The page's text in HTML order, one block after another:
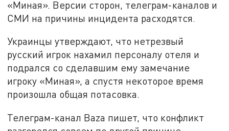
«Миная». Версии сторон, телеграм-каналов и
СМИ на причины инцидента расходятся.
Украинцы утверждают, что нетрезвый
русский игрок нахамил персоналу отеля и
подрался со сделавшим ему замечание
игроку «Миная», а спустя некоторое время
произошла общая потасовка.
Телеграм-канал Baza пишет, что конфликт